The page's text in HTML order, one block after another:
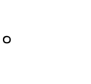
。